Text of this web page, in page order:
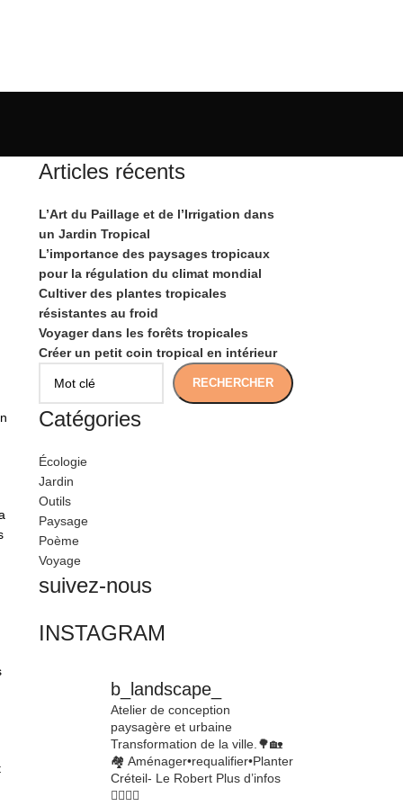
Articles récents
L’Art du Paillage et de l’Irrigation dans
un Jardin Tropical
L’importance des paysages tropicaux
pour la régulation du climat mondial
Cultiver des plantes tropicales
résistantes au froid
Voyager dans les forêts tropicales
Créer un petit coin tropical en intérieur
RECHERCHER
Catégories
Écologie
Jardin
Outils
Paysage
Poème
Voyage
suivez-nous
INSTAGRAM
b_landscape_
Atelier de conception
paysagère et urbaine
Transformation de la ville.🌳🏡
🏘 Aménager•requalifier•Planter
Créteil- Le Robert Plus d’infos
👇🏾👇🏾